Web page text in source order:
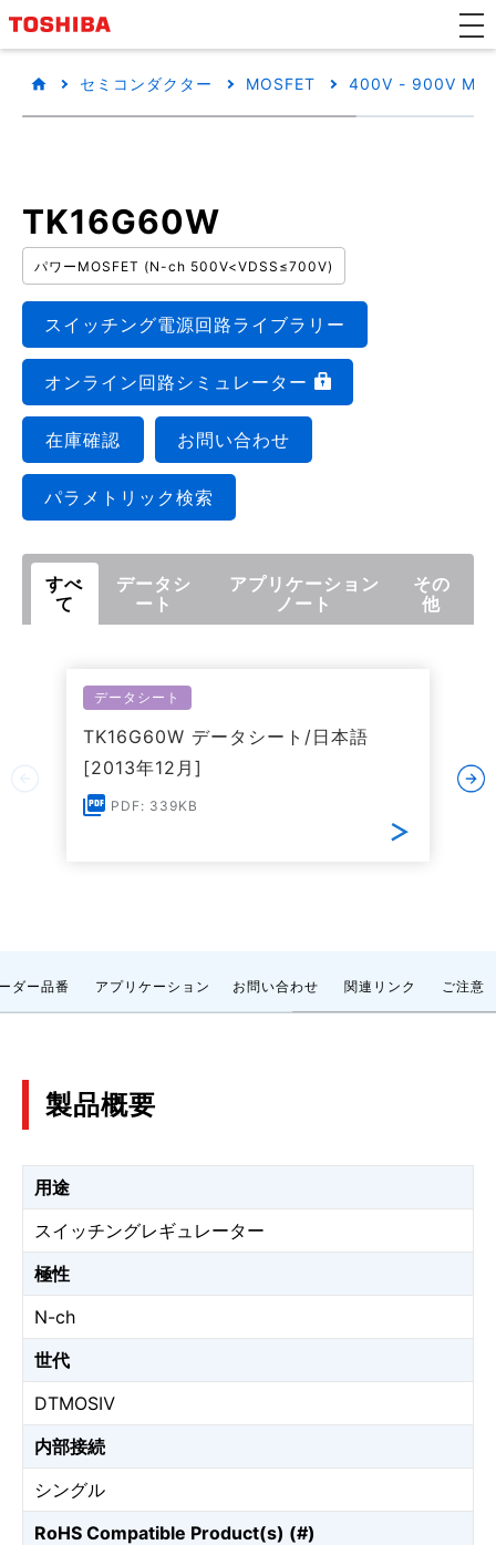
セミコンダクター MOSFET 400V - 900V
TK16G60W
パワーMOSFET (N-ch 500V<VDSS≤700V)
スイッチング電源回路ライブラリー
オンライン回路シミュレーター
在庫確認 お問い合わせ
パラメトリック検索
すべ
て
データシ
ート
アプリケーション
ノート
その
他
データシート
TK16G60W データシート/日本語
[2013年12月]
PDF: 339KB
ダー品番 アプリケーション お問い合わせ 関連リンク ご注意
製品概要
用途
スイッチングレギュレーター
極性
N-ch
世代
DTMOSⅣ
内部接続
シングル
RoHS Compatible Product(s) (#)